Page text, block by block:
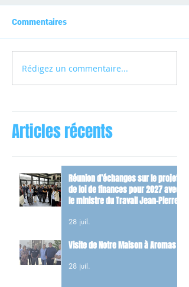
Commentaires
Rédigez un commentaire...
Articles récents
Réunion d’échanges sur le projet
de loi de finances pour 2027 avec
le ministre du Travail Jean-Pierre
28 juil.
Visite de Notre Maison à Aromas
28 juil.